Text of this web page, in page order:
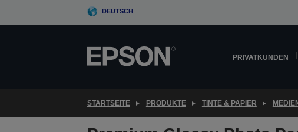
DEUTSCH
PRIVATKUNDEN
STARTSEITE PRODUKTE TINTE & PAPIER